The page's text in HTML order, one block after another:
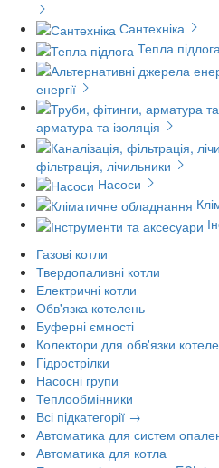
Сантехніка
Тепла
енергії
арматура та ізоляція
фільтрація, лічильники
Насоси
Газові котли
Твердопаливні котли
Електричні котли
Обв'язка котелень
Буферні ємності
Колектори для обв'язки
Гідрострілки
Насосні групи
Теплообмінники
Всі підкатегорії →
Автоматика для систем
Автоматика для котла